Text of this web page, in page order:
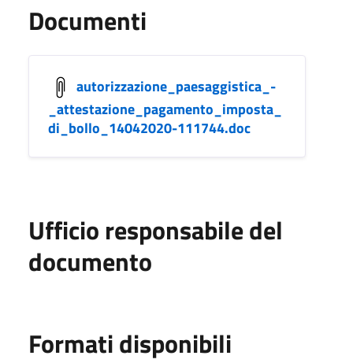
Documenti
autorizzazione_paesaggistica_-
_attestazione_pagamento_imposta_
di_bollo_14042020-111744.doc
Ufficio responsabile del
documento
Formati disponibili